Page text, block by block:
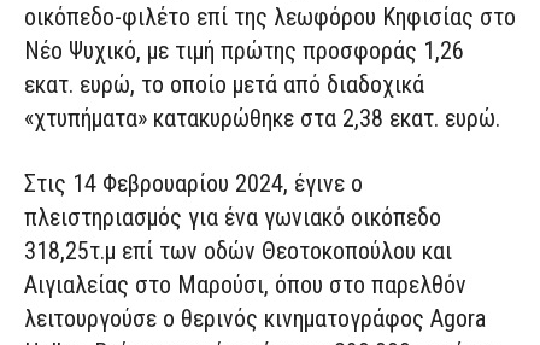
οικόπεδο-φιλέτο επί της λεωφόρου Κηφισίας στο
Νέο Ψυχικό, με τιμή πρώτης προσφοράς 1,26
εκατ. ευρώ, το οποίο μετά από διαδοχικά
«χτυπήματα» κατακυρώθηκε στα 2,38 εκατ. ευρώ.
Στις 14 Φεβρουαρίου 2024, έγινε ο
πλειστηριασμός για ένα γωνιακό οικόπεδο
318,25τ.μ επί των οδών Θεοτοκοπούλου και
Αιγιαλείας στο Μαρούσι, όπου στο παρελθόν
λειτουργούσε ο θερινός κινηματογράφος Agora